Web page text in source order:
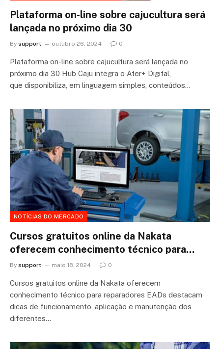
Plataforma on-line sobre cajucultura será
lançada no próximo dia 30
By support outubro 26, 2024 0
Plataforma on-line sobre cajucultura será lançada no
próximo dia 30 Hub Caju integra o Ater+ Digital,
que disponibiliza, em linguagem simples, conteúdos…
NOTÍCIAS DO MERCADO
Cursos gratuitos online da Nakata
oferecem conhecimento técnico para…
By support maio 18, 2024 0
Cursos gratuitos online da Nakata oferecem
conhecimento técnico para reparadores EADs destacam
dicas de funcionamento, aplicação e manutenção dos
diferentes…